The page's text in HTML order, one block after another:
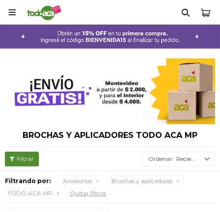

BROCHAS Y APLICADORES TODO ACA MP
Recientes
Filtrando por: Accesorios
Brochas y aplicadores
TODO ACA MP
Quitar filtros